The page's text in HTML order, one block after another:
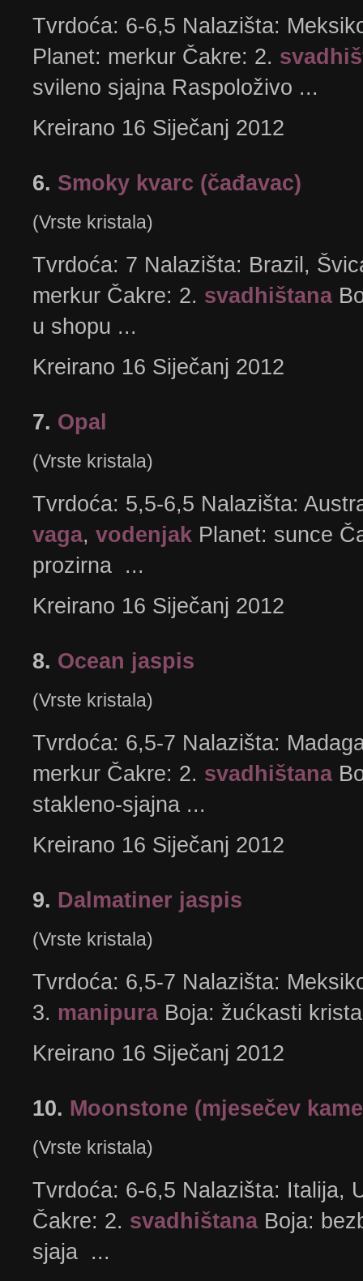
Tvrdoća: 6-6,5 Nalazišta:
Planet: merkur Čakre: 2.
svileno sjajna Raspoloživo ...
Kreirano 16 Siječanj 2012
6. Smoky kvarc (čađavac)
(Vrste kristala)
Tvrdoća: 7 Nalazišta: Brazil,
merkur Čakre: 2. svadhištana
u shopu ...
Kreirano 16 Siječanj 2012
7. Opal
(Vrste kristala)
Tvrdoća: 5,5-6,5 Nalazišta:
vaga, vodenjak Planet: sunce
prozirna ...
Kreirano 16 Siječanj 2012
8. Ocean jaspis
(Vrste kristala)
Tvrdoća: 6,5-7 Nalazišta:
merkur Čakre: 2. svadhištana
stakleno-sjajna ...
Kreirano 16 Siječanj 2012
9. Dalmatiner jaspis
(Vrste kristala)
Tvrdoća: 6,5-7 Nalazišta:
3. manipura Boja: žućkasti
Kreirano 16 Siječanj 2012
10. Moonstone (mjesečev
(Vrste kristala)
Tvrdoća: 6-6,5 Nalazišta: Italija,
Čakre: 2. svadhištana Boja:
sjaja ...